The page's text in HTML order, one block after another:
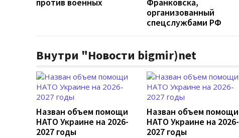
организованный
спецслужбами РФ
Внутри "Новости bigmir)net
Назван объем помощи
НАТО Украине на 2026-
2027 годы
Назван объем помощи
НАТО Украине на 2026-
2027 годы